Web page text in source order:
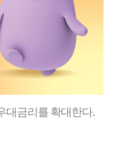
대금리를 확대한다.